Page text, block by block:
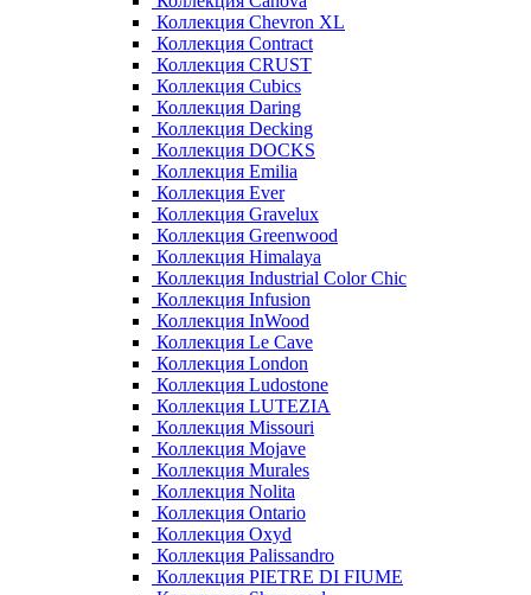
Коллекция Chevron XL
Коллекция Contract
Коллекция CRUST
Коллекция Cubics
Коллекция Daring
Коллекция Decking
Коллекция DOCKS
Коллекция Emilia
Коллекция Ever
Коллекция Gravelux
Коллекция Greenwood
Коллекция Himalaya
Коллекция Industrial Color Chic
Коллекция Infusion
Коллекция InWood
Коллекция Le Cave
Коллекция London
Коллекция Ludostone
Коллекция LUTEZIA
Коллекция Missouri
Коллекция Mojave
Коллекция Murales
Коллекция Nolita
Коллекция Ontario
Коллекция Oxyd
Коллекция Palissandro
Коллекция PIETRE DI FIUME